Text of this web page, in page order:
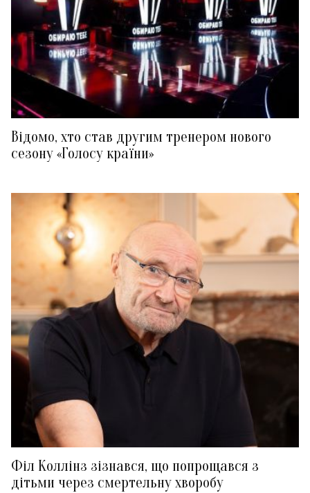
Відомо, хто став другим тренером нового
сезону «Голосу країни»
Філ Коллінз зізнався, що попрощався з
дітьми через смертельну хворобу